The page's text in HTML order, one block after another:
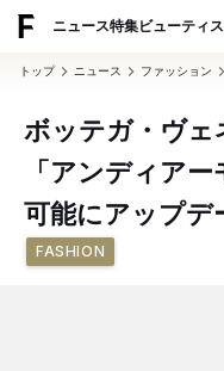
ニュース特集ビューティ
トップ ニュース ファッション
ボッテガ・ヴ
「アンディア
可能にアップデ
FASHION